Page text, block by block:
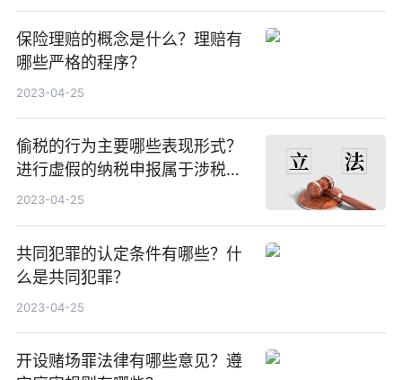
保险理赔的概念是什么？理赔有
哪些严格的程序？
2023-04-25
偷税的行为主要哪些表现形式？
进行虚假的纳税申报属于涉税犯
罪吗？
2023-04-25
共同犯罪的认定条件有哪些？什
么是共同犯罪？
2023-04-25
开设赌场罪法律有哪些意见？遵